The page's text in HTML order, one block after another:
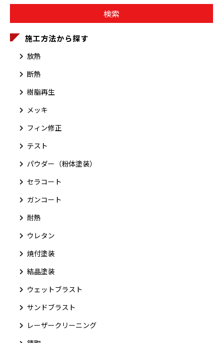
施工方法から探す
放熱
断熱
樹脂再生
メッキ
フィン修正
テスト
パウダー（粉体塗装）
セラコート
ガンコート
耐熱
ウレタン
焼付塗装
結晶塗装
ウェットブラスト
サンドブラスト
レーザークリーニング